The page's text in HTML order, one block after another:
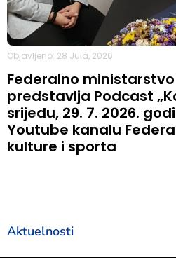
Objavljeno: 28 Jula, 2026
Federalno
predstavlja Podcast
srijedu, 29. 7. 2026.
Youtube kanalu
kulture i sporta
Aktuelnosti